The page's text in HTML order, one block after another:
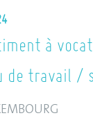
à
de travail /